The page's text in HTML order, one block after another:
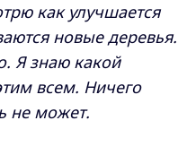
как улучшается
новые деревья.
Я знаю какой
всем. Ничего
не может.